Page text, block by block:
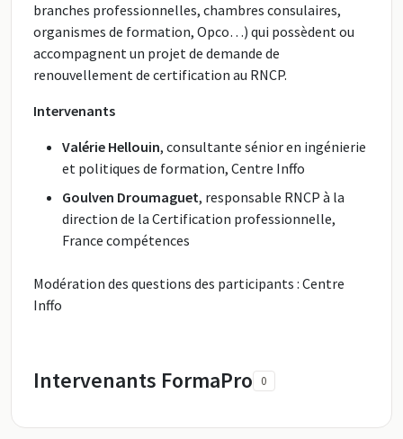
branches professionnelles, chambres consulaires,
organismes de formation, Opco…) qui possèdent ou
accompagnent un projet de demande de
renouvellement de certification au RNCP.
Intervenants
Valérie Hellouin, consultante sénior en ingénierie
et politiques de formation, Centre Inffo
Goulven Droumaguet, responsable RNCP à la
direction de la Certification professionnelle,
France compétences
Modération des questions des participants : Centre
Inffo
Intervenants FormaPro 0